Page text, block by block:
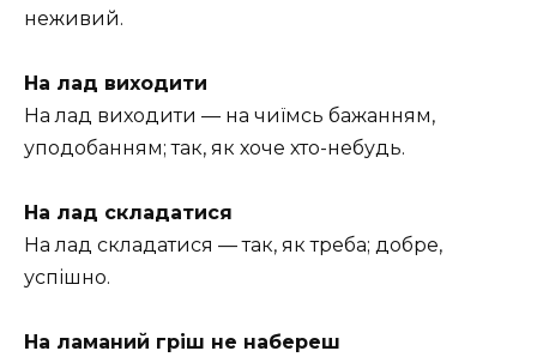
неживий.
На лад виходити
На лад виходити — на чиїмсь бажанням,
уподобанням; так, як хоче хто-небудь.
На лад складатися
На лад складатися — так, як треба; добре,
успішно.
На ламаний гріш не набереш